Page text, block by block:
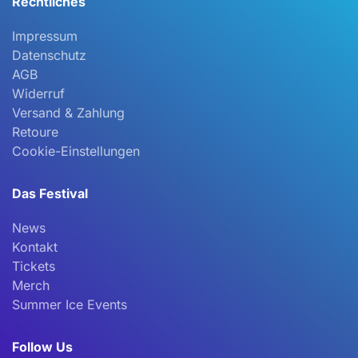
Impressum
Datenschutz
AGB
Widerruf
Versand & Zahlung
Retoure
Cookie-Einstellungen
Das Festival
News
Kontakt
Tickets
Merch
Summer Ice Events
Follow Us